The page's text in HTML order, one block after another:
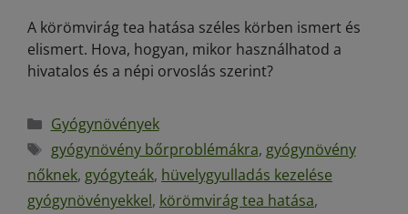
A körömvirág tea hatása széles körben ismert és
elismert. Hova, hogyan, mikor használhatod a
hivatalos és a népi orvoslás szerint?
Gyógynövények
gyógynövény bőrproblémákra, gyógynövény
nőknek, gyógyteák, hüvelygyulladás kezelése
gyógynövényekkel, körömvirág tea hatása,